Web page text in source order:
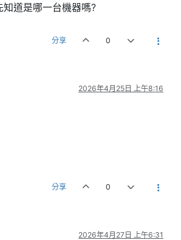
道是哪一台機器嗎?
分享 0
2026年4月25日 上午8:16
分享 0
2026年4月27日 上午6:31